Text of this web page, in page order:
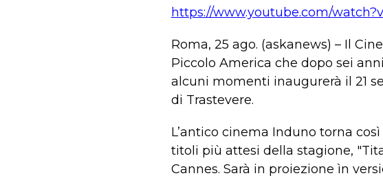
https://www.youtube.com/
Roma, 25 ago. (askanews) – Il
Piccolo America che dopo sei
alcuni momenti inaugurerà il 21
di Trastevere.
L’antico cinema Induno torna
titoli più attesi della stagione,
Cannes. Sarà in proiezione ìn